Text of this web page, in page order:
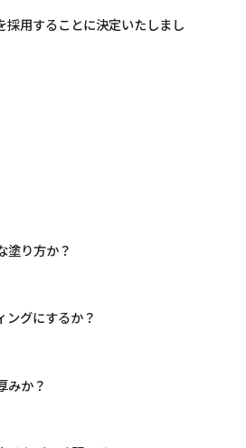
採用することに決定いたしまし
塗り方か？
ングにするか？
みか？